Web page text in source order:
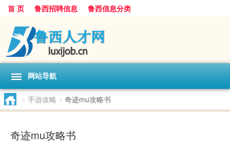
首 页 鲁西招聘信息 鲁西信息分类
网站导航
> 手游攻略 > 奇迹mu攻略书
奇迹mu攻略书